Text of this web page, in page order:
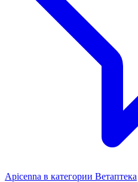
Apicenna в категории Ветаптека